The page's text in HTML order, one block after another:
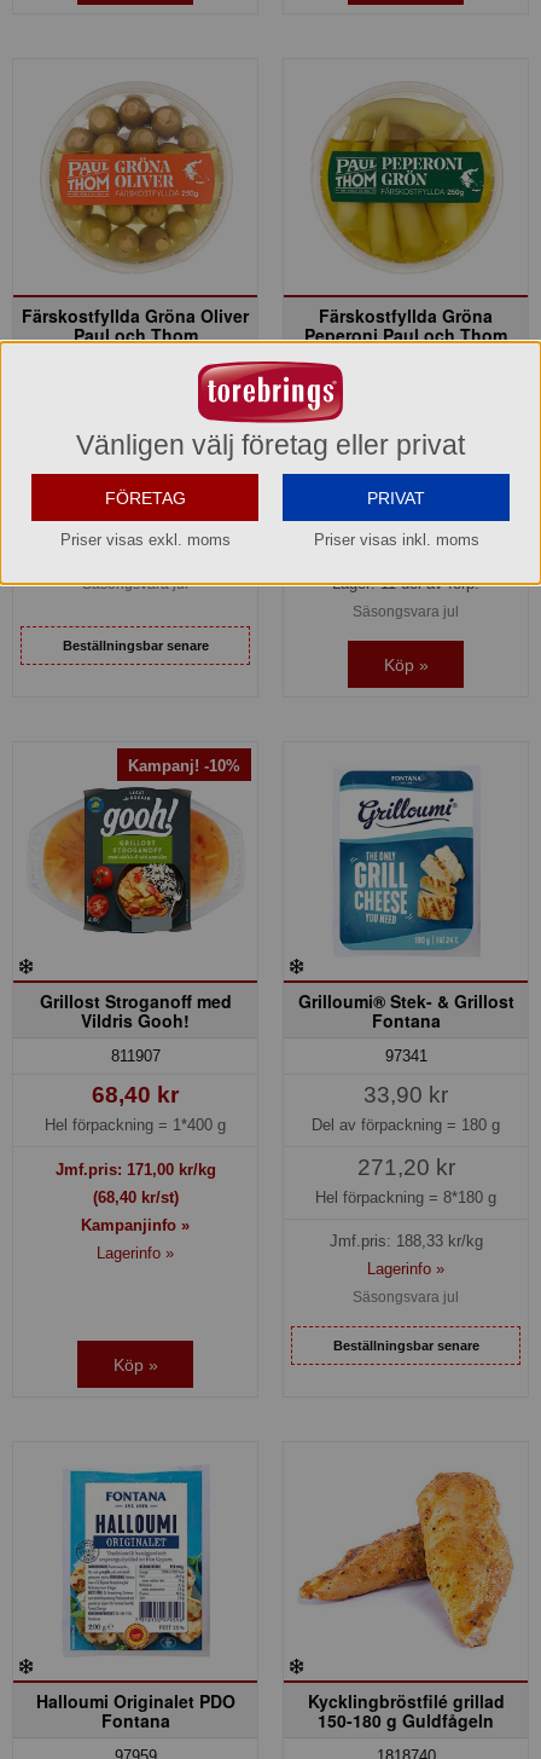
Färskostfyllda Gröna Oliver
Paul och Thom
Del av förpackning = 250 g
329,40 kr
Säsongsvara jul
Beställningsbar senare
Färskostfyllda Gröna
Peperoni Paul och Thom
Del av förpackning =250 g
329,40 kr
Lager: 11 del av förp.
Säsongsvara jul
Köp »
Kampanj! -10%
Grillost Stroganoff med
Vildris Gooh!
811907
68,40 kr
Hel förpackning = 1*400 g
Jmf.pris: 171,00kr/kg
(68,40 kr/st)
Kampanjinfo »
Lagerinfo »
Köp »
Grilloumi® Stek- & Grillost
Fontana
97341
33,90 kr
Del av förpackning = 180 g
271,20 kr
Hel förpackning = 8*180 g
Jmf.pris: 188,33kr/kg
Lagerinfo »
Säsongsvara jul
Beställningsbar senare
Halloumi Originalet PDO
Fontana
Kycklingbröstfilé grillad
150-180 g Guldfågeln
Vänligen välj företag eller privat
FÖRETAG
Priser visas exkl. moms
PRIVAT
Priser visas inkl. moms